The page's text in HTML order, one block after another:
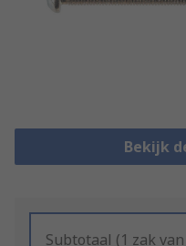
Bekijk
Subtotaal (1 zak